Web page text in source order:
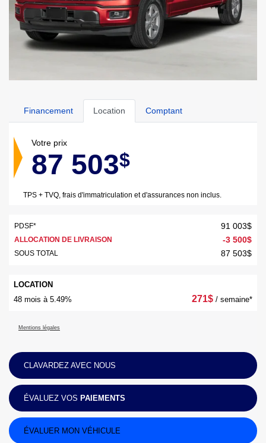
Financement Location Comptant
Votre prix
87 503$
TPS + TVQ, frais d'immatriculation et d'assurances non inclus.
PDSF* 91 003$
ALLOCATION DE LIVRAISON -3 500$
SOUS TOTAL 87 503$
LOCATION
48 mois à 5.49%
271$ / semaine*
Mentions légales
CLAVARDEZ AVEC NOUS
ÉVALUEZ VOS PAIEMENTS
ÉVALUER MON VÉHICULE